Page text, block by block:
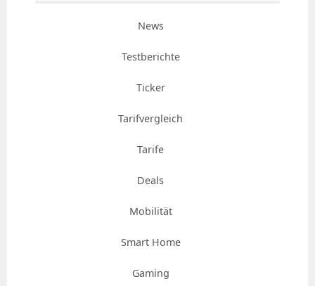
News
Testberichte
Ticker
Tarifvergleich
Tarife
Deals
Mobilität
Smart Home
Gaming